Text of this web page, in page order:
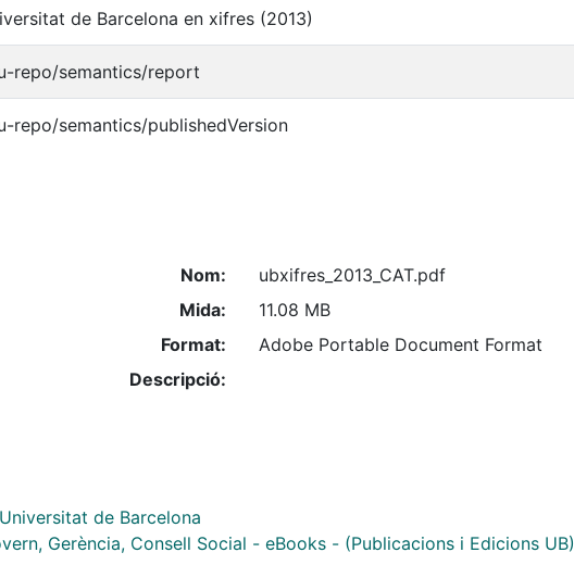
de Barcelona en xifres (2013)
repo/semantics/report
repo/semantics/publishedVersion
Nom:
ubxifres_2013_CAT.pdf
Mida:
11.08 MB
Format:
Adobe Portable Document Format
Descripció:
de Barcelona
Gerència, Consell Social - eBooks - (Publicacions i Edicions UB)